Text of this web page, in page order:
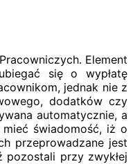
Element
się o wypłatę
jednak nie z
dodatków czy
automatycznie, a
świadomość, iż o
przeprowadzane jest
pozostali przy zwykłej